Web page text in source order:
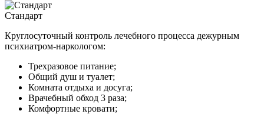
Стандарт
Круглосуточный контроль лечебного процесса дежурным
психиатром-наркологом:
Трехразовое питание;
Общий душ и туалет;
Комната отдыха и досуга;
Врачебный обход 3 раза;
Комфортные кровати;